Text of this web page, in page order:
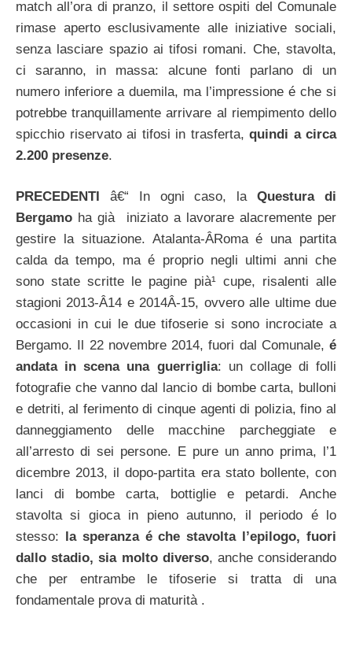
match all’ora di pranzo, il settore ospiti del Comunale
rimase aperto esclusivamente alle iniziative sociali,
senza lasciare spazio ai tifosi romani. Che, stavolta,
ci saranno, in massa: alcune fonti parlano di un
numero inferiore a duemila, ma l’impressione é che si
potrebbe tranquillamente arrivare al riempimento dello
spicchio riservato ai tifosi in trasferta, quindi a circa
2.200 presenze.
PRECEDENTI â€“ In ogni caso, laQuestura di
Bergamo ha già iniziato a lavorare alacremente per
gestire la situazione. Atalanta-Â­Roma é una partita
calda da tempo, ma é proprio negli ultimi anni che
sono state scritte le pagine pià¹ cupe, risalenti alle
stagioni 2013-Â­14 e 2014Â­-15, ovvero alle ultime due
occasioni in cui le due tifoserie si sono incrociate a
Bergamo. Il 22 novembre 2014, fuori dal Comunale, é
andata in scena una guerriglia: un collage di folli
fotografie che vanno dal lancio di bombe carta, bulloni
e detriti, al ferimento di cinque agenti di polizia, fino al
danneggiamento delle macchine parcheggiate e
all’arresto di sei persone. E pure un anno prima, l’1
dicembre 2013, il dopo-partita era stato bollente, con
lanci di bombe carta, bottiglie e petardi. Anche
stavolta si gioca in pieno autunno, il periodo é lo
stesso:
la speranza é che stavolta l’epilogo, fuori
dallo stadio, sia molto diverso, anche considerando
che per entrambe le tifoserie si tratta di una
fondamentale prova di maturità .